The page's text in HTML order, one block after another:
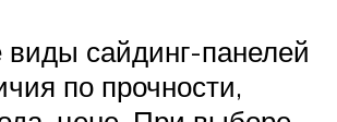
сайдинг-панелей
по прочности,